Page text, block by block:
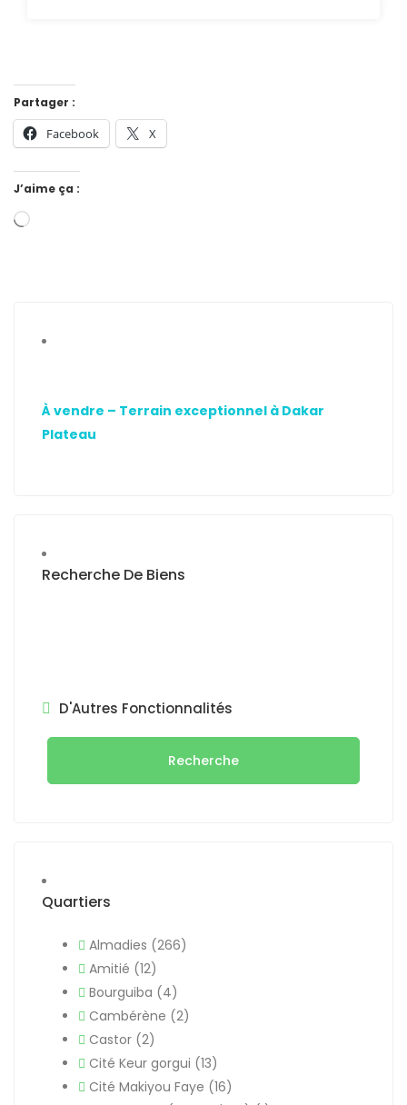
Partager :
Facebook X
J’aime ça :
À vendre – Terrain exceptionnel à Dakar
Plateau
Recherche De Biens
D'Autres Fonctionnalités
Recherche
Quartiers
Almadies (266)
Amitié (12)
Bourguiba (4)
Cambérène (2)
Castor (2)
Cité Keur gorgui (13)
Cité Makiyou Faye (16)